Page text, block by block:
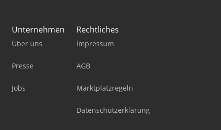
Unternehmen
Über uns
Presse
Jobs
Rechtliches
Impressum
AGB
Marktplatzregeln
Datenschutzerklärung